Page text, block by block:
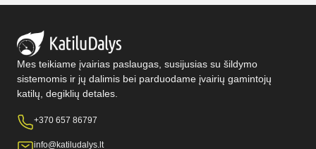
Mes teikiame įvairias paslaugas, susijusias su šildymo
sistemomis ir jų dalimis bei parduodame įvairių gamintojų
katilų, degiklių detales.
+370 657 86797
info@katiludalys.lt